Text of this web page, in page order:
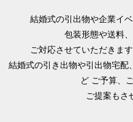
結婚式の引出物や企業イ
包装形態や送料
ご対応させていただきま
結婚式の引き出物や引出物宅配
ど ご予算、
ご提案もさ